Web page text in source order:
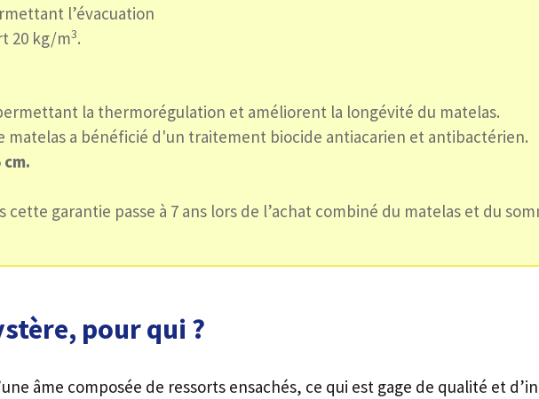
l’évacuation
20 kg/m3.
la thermorégulation et améliorent la longévité du matelas.
a bénéficié d'un traitement biocide antiacarien et antibactérien.
cette garantie passe à 7 ans lors de l’achat combiné du matelas et du
pour qui ?
âme composée de ressorts ensachés, ce qui est gage de qualité et